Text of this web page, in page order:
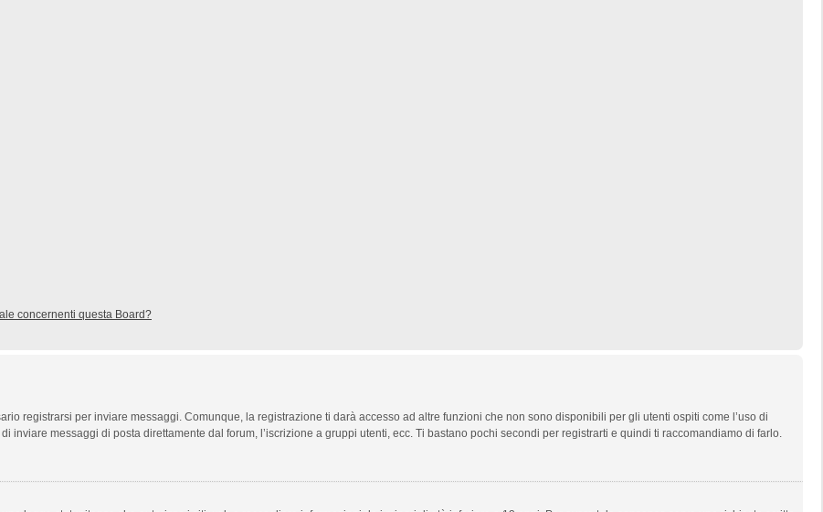
concernenti questa Board?
registrarsi per inviare messaggi. Comunque, la registrazione ti darà accesso ad altre funzioni che non sono disponibili per gli utenti ospiti come l’uso di
inviare messaggi di posta direttamente dal forum, l’iscrizione a gruppi utenti, ecc. Ti bastano pochi secondi per registrarti e quindi ti raccomandiamo di farlo.